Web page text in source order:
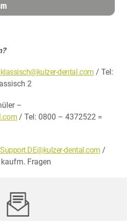
dental.com / Tel:
2
–
/ Tel: 0800 – 4372522 =
dental.com /
Fragen